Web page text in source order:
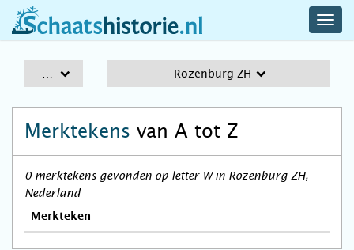
schaatshistorie.nl
Rozenburg ZH
Merktekens van A tot Z
0 merktekens gevonden op letter W in Rozenburg ZH,
Nederland
Merkteken